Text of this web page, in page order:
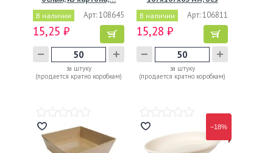
В наличии Арт: 108645
15,25 ₽
за штуку
(продается кратно коробкам)
окна,…
В наличии Арт: 106811
15,28 ₽
за штуку
(продается кратно коробкам)
−18%